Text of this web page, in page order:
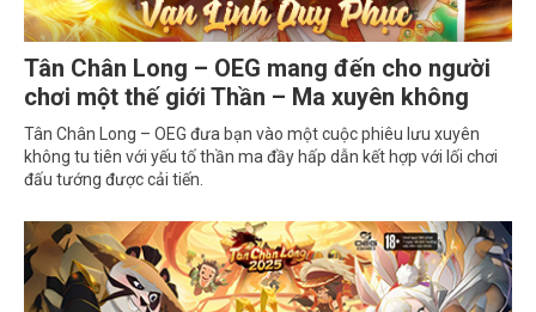
Tân Chân Long – OEG mang đến cho người
chơi một thế giới Thần – Ma xuyên không
Tân Chân Long – OEG đưa bạn vào một cuộc phiêu lưu xuyên
không tu tiên với yếu tố thần ma đầy hấp dẫn kết hợp với lối chơi
đấu tướng được cải tiến.